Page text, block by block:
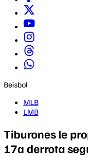
Beisbol
MLB
LMB
Tiburones le
17a derrota